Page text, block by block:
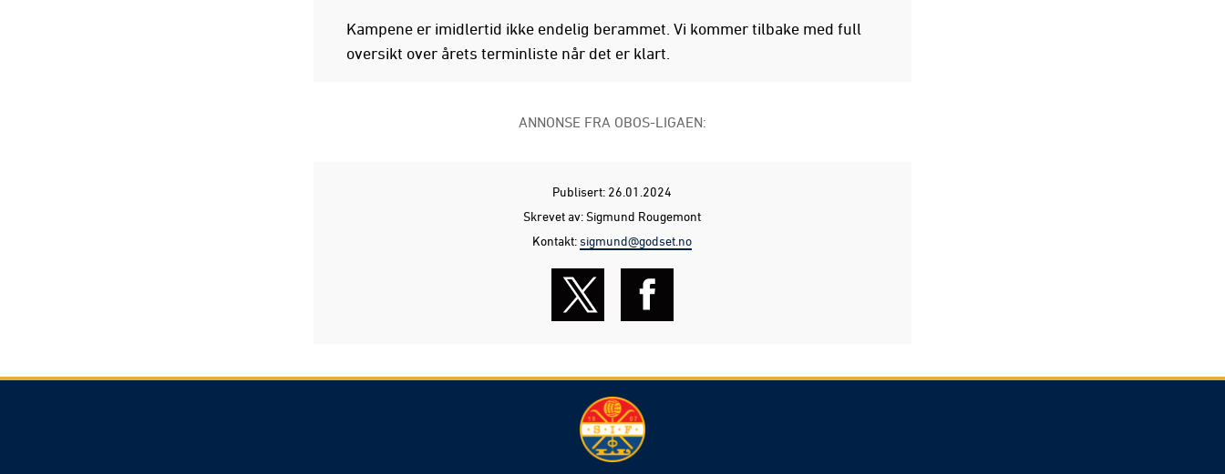
Kampene er imidlertid ikke endelig berammet. Vi kommer tilbake med full
oversikt over årets terminliste når det er klart.
ANNONSE FRA OBOS-LIGAEN:
Publisert: 26.01.2024
Skrevet av: Sigmund Rougemont
Kontakt:sigmund@godset.no